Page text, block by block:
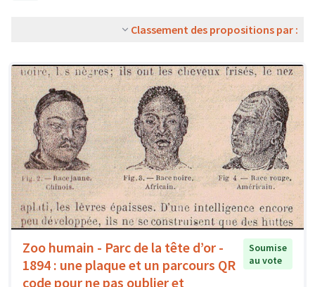
Classement des propositions par :
Zoo humain - Parc de la tête d’or -
1894 : une plaque et un parcours QR
code pour ne pas oublier et
Soumise
au vote